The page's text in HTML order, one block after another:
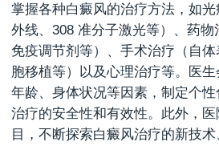
掌握各种白癜风的治疗方法，如
外线、308 准分子激光等）、药物
免疫调节剂等）、手术治疗（自
胞移植等）以及心理治疗等。医生
年龄、身体状况等因素，制定个
治疗的安全性和有效性。此外，
目，不断探索白癜风治疗的新技